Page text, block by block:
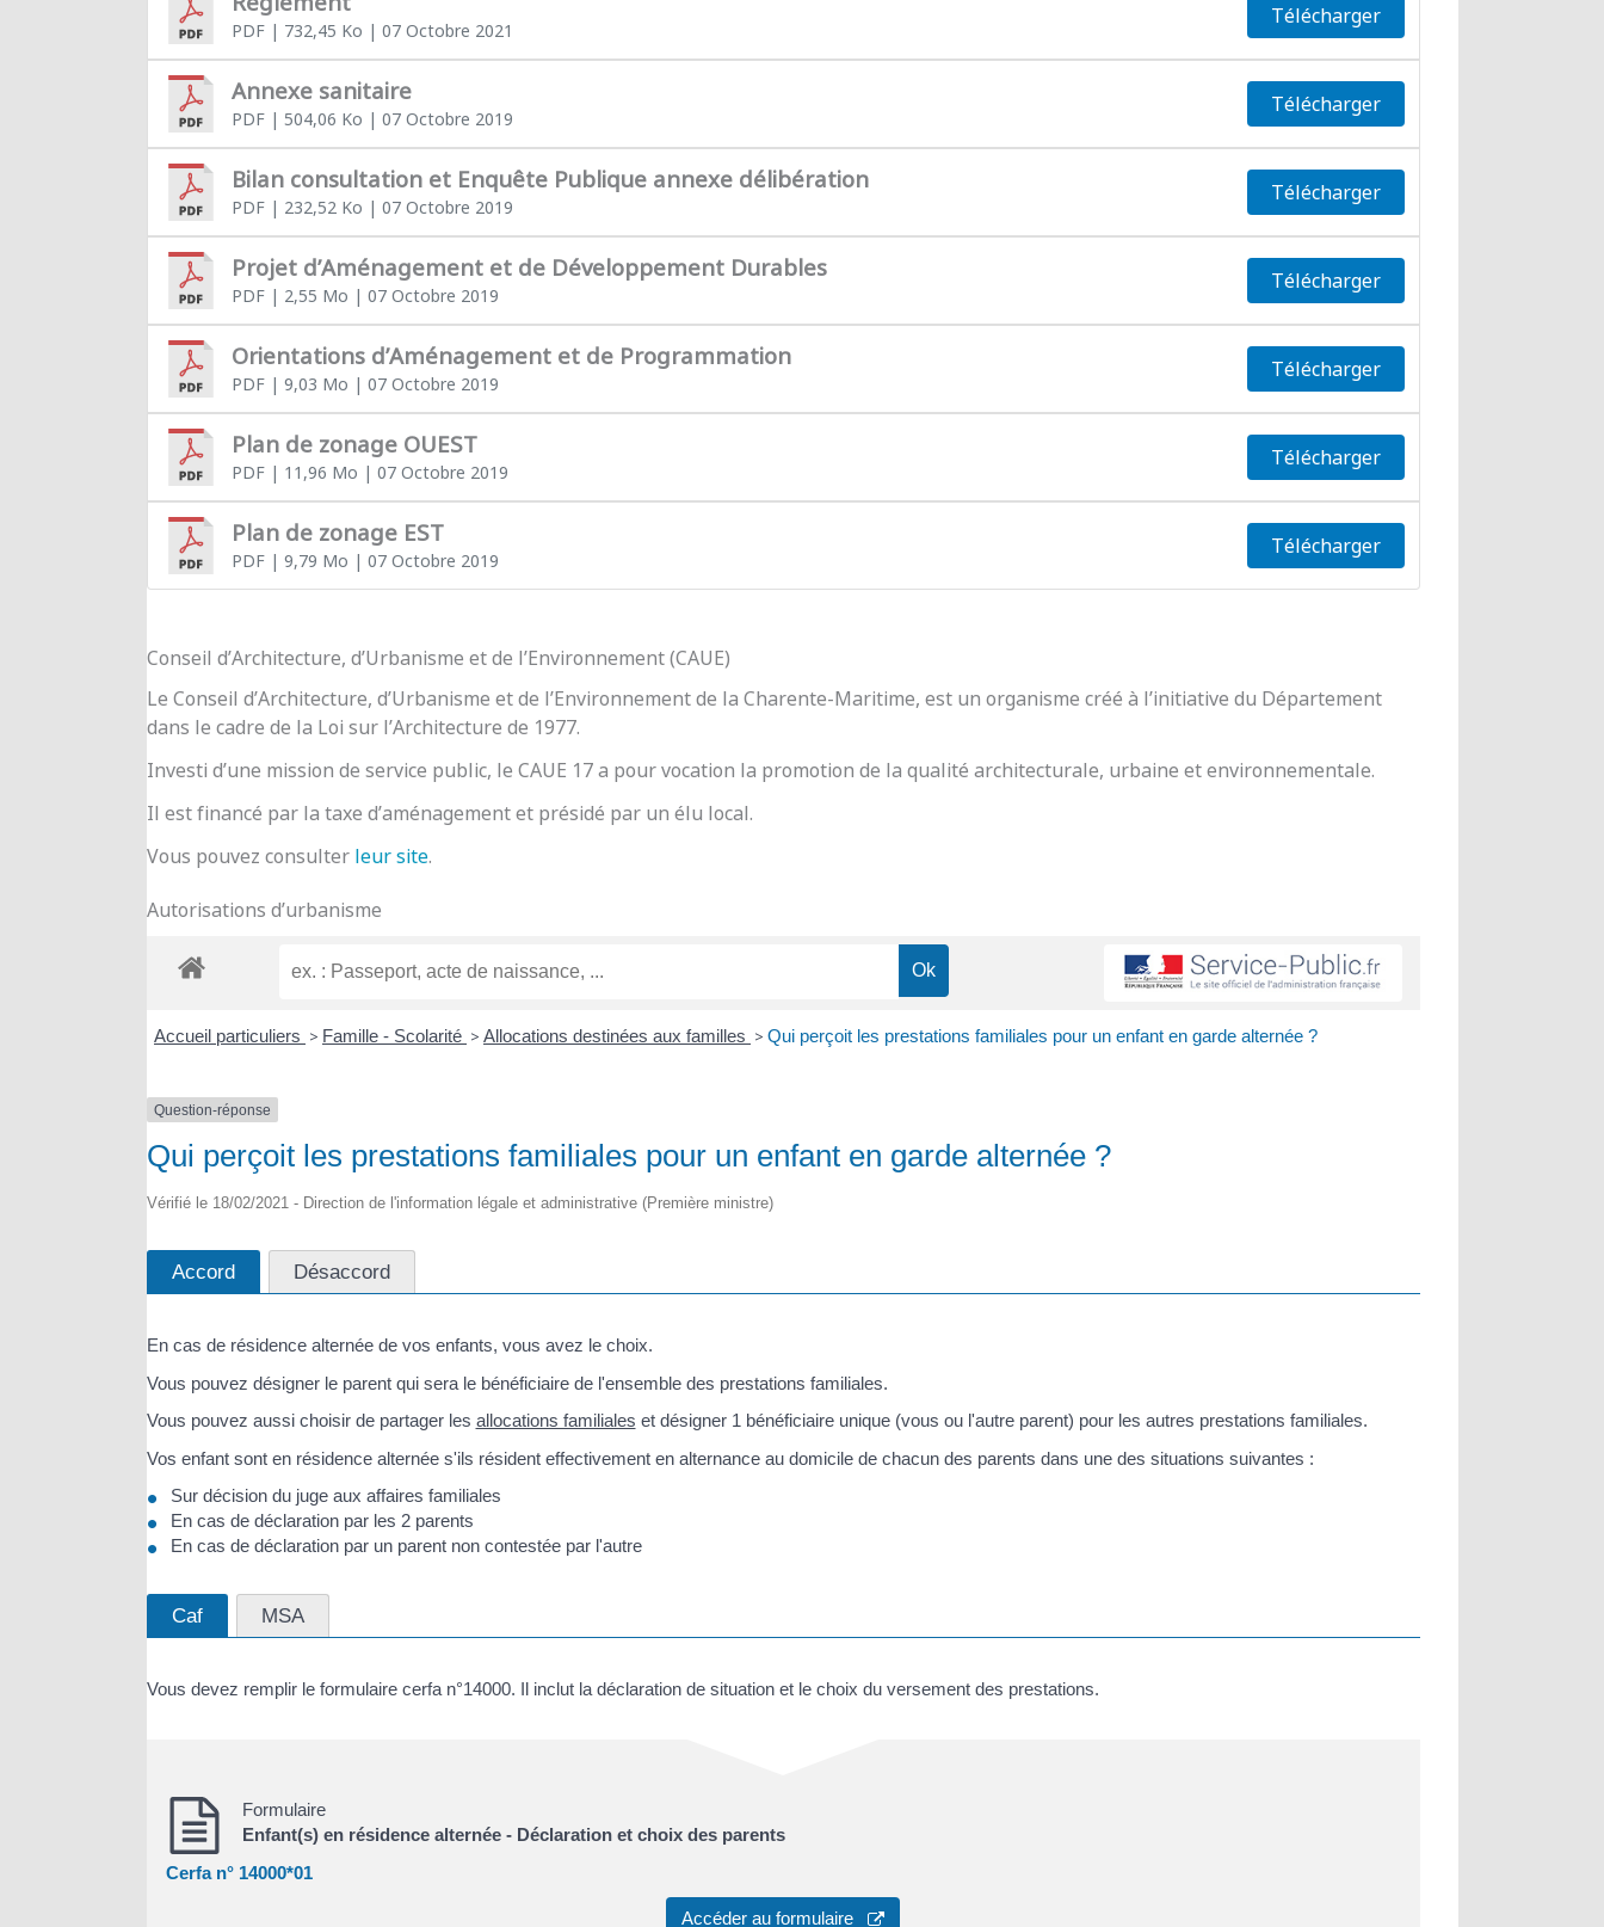
PDF| 732,45 Ko | 07 Octobre 2021
Télécharger
Annexe sanitaire
PDF| 504,06 Ko | 07 Octobre 2019
Télécharger
Bilan consultation et Enquête Publique annexe délibération
PDF| 232,52 Ko | 07 Octobre 2019
Télécharger
Projet d’Aménagement et de Développement Durables
PDF| 2,55 Mo | 07 Octobre 2019
Télécharger
Orientations d’Aménagement et de Programmation
PDF| 9,03 Mo | 07 Octobre 2019
Télécharger
Plan de zonage OUEST
PDF| 11,96 Mo | 07 Octobre 2019
Télécharger
Plan de zonage EST
PDF| 9,79 Mo | 07 Octobre 2019
Télécharger
Conseil d’Architecture, d’Urbanisme et de l’Environnement (CAUE)
Le Conseil d’Architecture, d’Urbanisme et de l’Environnement de la Charente-Maritime, est un organisme créé à l’initiative du Département
dans le cadre de la Loi sur l’Architecture de 1977.
Investi d’une mission de service public, le CAUE 17 a pour vocation la promotion de la qualité architecturale, urbaine et environnementale.
Il est financé par la taxe d’aménagement et présidé par un élu local.
Vous pouvez consulter leur site.
Autorisations d’urbanisme
Accueil particuliers > Famille - Scolarité > Allocations destinées aux familles > Qui perçoit les prestations familiales pour un enfant en garde alternée ?
Question-réponse
Qui perçoit les prestations familiales pour un enfant en garde alternée ?
Vérifié le 18/02/2021 - Direction de l'information légale et administrative (Première ministre)
Accord Désaccord
En cas de résidence alternée de vos enfants, vous avez le choix.
Vous pouvez désigner le parent qui sera le bénéficiaire de l'ensemble des prestations familiales.
Vous pouvez aussi choisir de partager les allocations familiales et désigner 1 bénéficiaire unique (vous ou l'autre parent) pour les autres prestations familiales.
Vos enfant sont en résidence alternée s'ils résident effectivement en alternance au domicile de chacun des parents dans une des situations suivantes :
Sur décision du juge aux affaires familiales
En cas de déclaration par les 2 parents
En cas de déclaration par un parent non contestée par l'autre
Caf MSA
Vous devez remplir le formulaire cerfa n°14000. Il inclut la déclaration de situation et le choix du versement des prestations.
Formulaire
Enfant(s) en résidence alternée - Déclaration et choix des parents
Cerfa n° 14000*01
Accéder au formulaire